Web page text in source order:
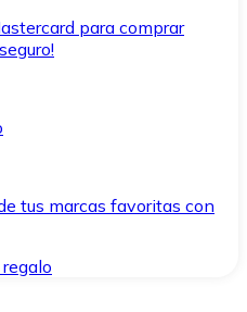
para comprar
tus marcas favoritas con